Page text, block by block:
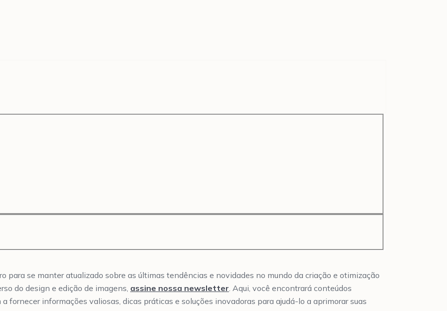
para se manter atualizado sobre as últimas tendências e novidades no mundo da criação e otimização
do design e edição de imagens, assine nossa newsletter . Aqui, você encontrará conteúdos
fornecer informações valiosas, dicas práticas e soluções inovadoras para ajudá-lo a aprimorar suas